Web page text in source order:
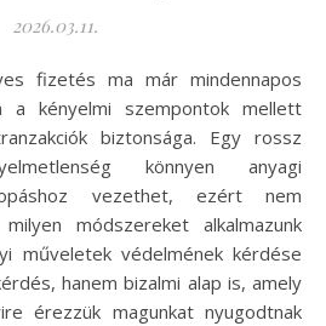
2026.03.11.
a kényelmi szempontok mellett
biztonsága. Egy rossz
könnyen anyagi
vezethet, ezért nem
módszereket alkalmazunk
műveletek védelmének kérdése
hanem bizalmi alap is, amely
érezzük magunkat nyugodtnak